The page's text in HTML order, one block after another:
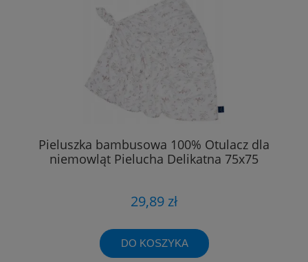
Pieluszka bambusowa 100% Otulacz dla
niemowląt Pielucha Delikatna 75x75
29,89 zł
DO KOSZYKA